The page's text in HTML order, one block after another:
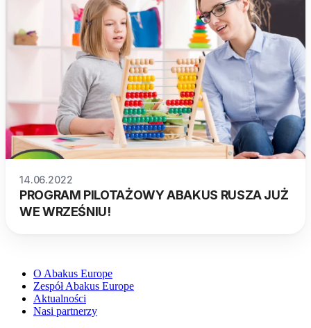
14.06.2022
PROGRAM PILOTAŻOWY ABAKUS RUSZA JUŻ
WE WRZEŚNIU!
O Abakus Europe
Zespół Abakus Europe
Aktualności
Nasi partnerzy